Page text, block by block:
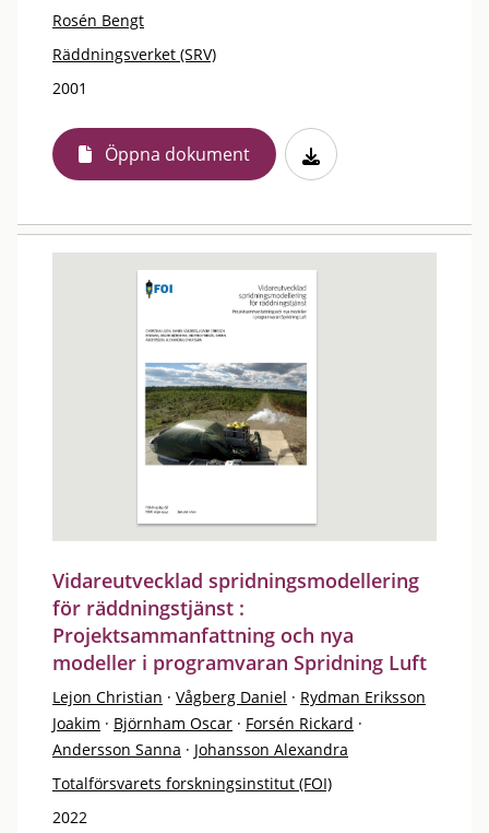
Rosén Bengt
Räddningsverket (SRV)
2001
Öppna dokument
Vidareutvecklad spridningsmodellering
för räddningstjänst :
Projektsammanfattning och nya
modeller i programvaran Spridning Luft
Lejon Christian · Vågberg Daniel · Rydman Eriksson
Joakim · Björnham Oscar · Forsén Rickard ·
Andersson Sanna · Johansson Alexandra
Totalförsvarets forskningsinstitut (FOI)
2022